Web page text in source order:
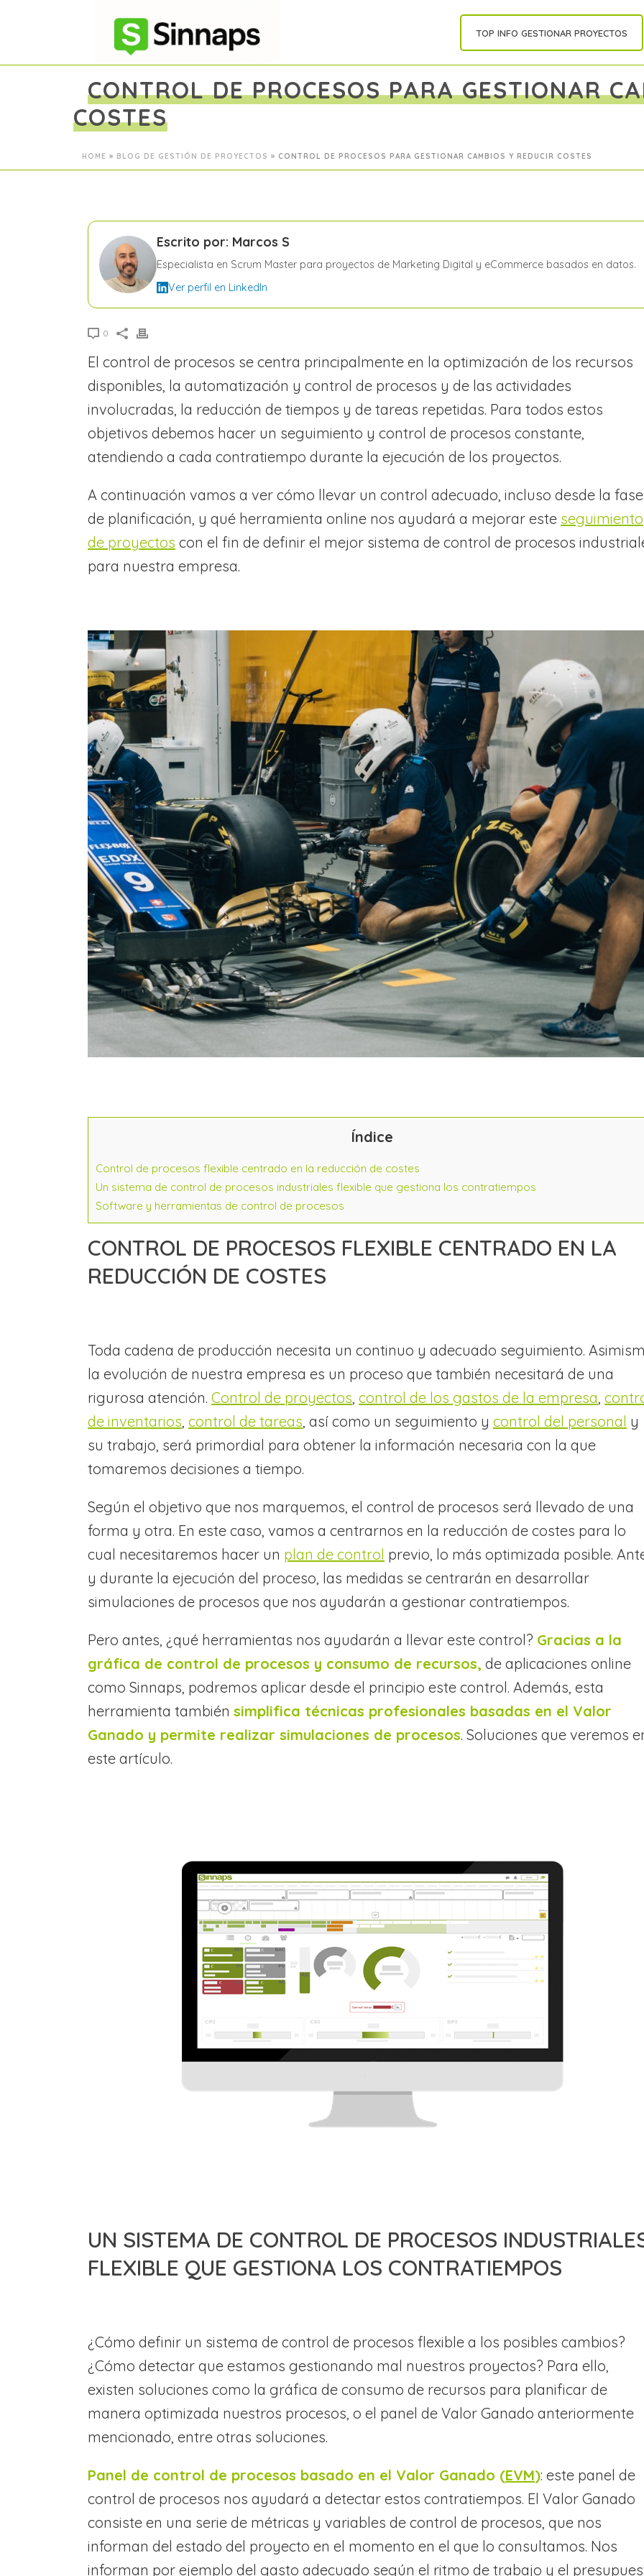
TOP INFO GESTIONAR PROYECTOS
CONTROL DE PROCESOS PARA GESTIONAR
COSTES
HOME » BLOG DE GESTIÓN DE PROYECTOS » CONTROL DE PROCESOS PARA GESTIONAR CAMBIOS Y REDUCIR COSTES
Escrito por: Marcos S
Especialista en Scrum Master para proyectos de Marketing Digital y eCommerce basados en datos.
Ver perfil en LinkedIn
0
El control de procesos se centra principalmente en la optimización de los recursos
disponibles, la automatización y control de procesos y de las actividades
involucradas, la reducción de tiempos y de tareas repetidas. Para todos estos
objetivos debemos hacer un seguimiento y control de procesos constante,
atendiendo a cada contratiempo durante la ejecución de los proyectos.
A continuación vamos a ver cómo llevar un control adecuado, incluso desde la fase
de planificación, y qué herramienta online nos ayudará a mejorar este seguimiento
de proyectos con el fin de definir el mejor sistema de control de procesos
para nuestra empresa.
Índice
Control de procesos flexible centrado en la reducción de costes
Un sistema de control de procesos industriales flexible que gestiona los contratiempos
Software y herramientas de control de procesos
CONTROL DE PROCESOS FLEXIBLE CENTRADO EN LA
REDUCCIÓN DE COSTES
Toda cadena de producción necesita un continuo y adecuado seguimiento.
la evolución de nuestra empresa es un proceso que también necesitará de una
rigurosa atención. Control de proyectos, control de los gastos de la empresa,
de inventarios, control de tareas, así como un seguimiento y control del personal y
su trabajo, será primordial para obtener la información necesaria con la que
tomaremos decisiones a tiempo.
Según el objetivo que nos marquemos, el control de procesos será llevado de una
forma y otra. En este caso, vamos a centrarnos en la reducción de costes para lo
cual necesitaremos hacer un plan de control previo, lo más optimizada posible.
y durante la ejecución del proceso, las medidas se centrarán en desarrollar
simulaciones de procesos que nos ayudarán a gestionar contratiempos.
Pero antes, ¿qué herramientas nos ayudarán a llevar este control? Gracias a la
gráfica de control de procesos y consumo de recursos, de aplicaciones online
como Sinnaps, podremos aplicar desde el principio este control. Además, esta
herramienta también simplifica técnicas profesionales basadas en el Valor
Ganado y permite realizar simulaciones de procesos. Soluciones que veremos
este artículo.
UN SISTEMA DE CONTROL DE PROCESOS
FLEXIBLE QUE GESTIONA LOS CONTRATIEMPOS
¿Cómo definir un sistema de control de procesos flexible a los posibles cambios?
¿Cómo detectar que estamos gestionando mal nuestros proyectos? Para ello,
existen soluciones como la gráfica de consumo de recursos para planificar de
manera optimizada nuestros procesos, o el panel de Valor Ganado anteriormente
mencionado, entre otras soluciones.
Panel de control de procesos basado en el Valor Ganado (EVM): este panel de
control de procesos nos ayudará a detectar estos contratiempos. El Valor Ganado
consiste en una serie de métricas y variables de control de procesos, que nos
informan del estado del proyecto en el momento en el que lo consultamos. Nos
informan por ejemplo del gasto adecuado según el ritmo de trabajo y el